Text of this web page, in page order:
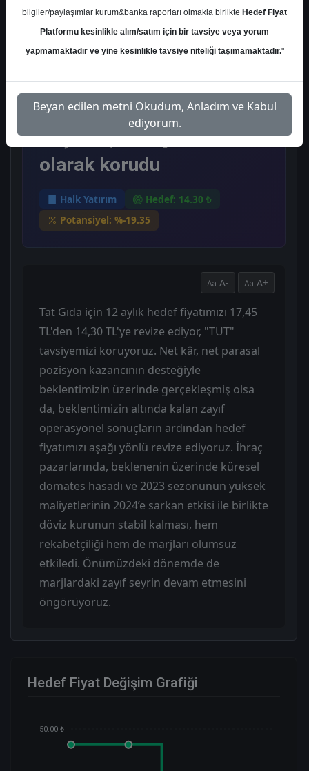
Ana Sayfa Halk Yatırım
TATGD
Halk Yatırım, TATGD-Tat
Gıda için hedef fiyatını
17,45 TL'den 14,3 TL'ye
düşürdü, tavsiyesini "tut"
olarak korudu
Halk Yatırım
Hedef: 14.30 ₺
Potansiyel: %-19.35
A- A+
Tat Gıda için 12 aylık hedef fiyatımızı 17,45
TL'den 14,30 TL'ye revize ediyor, "TUT"
tavsiyemizi koruyoruz. Net kâr, net parasal
pozisyon kazancının desteğiyle
beklentimizin üzerinde gerçekleşmiş olsa
da, beklentimizin altında kalan zayıf
operasyonel sonuçların ardından hedef
fiyatımızı aşağı yönlü revize ediyoruz. İhraç
pazarlarında, beklenenin üzerinde küresel
domates hasadı ve 2023 sezonunun yüksek
maliyetlerinin 2024’e sarkan etkisi ile birlikte
döviz kurunun stabil kalması, hem
rekabetçiliği hem de marjları olumsuz
etkiledi. Önümüzdeki dönemde de
marjlardaki zayıf seyrin devam etmesini
öngörüyoruz.
Hedef Fiyat Değişim Grafiği
50.00 ₺
bilgiler/paylaşımlar kurum&banka raporları olmakla birlikte Hedef Fiyat
Platformu kesinlikle alım/satım için bir tavsiye veya yorum
yapmamaktadır ve yine kesinlikle tavsiye niteliği taşımamaktadır."
Beyan edilen metni Okudum, Anladım ve Kabul
ediyorum.